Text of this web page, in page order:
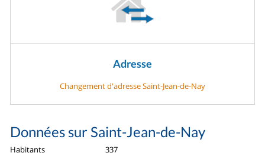
Adresse
Changement d'adresse Saint-Jean-de-Nay
Données sur Saint-Jean-de-Nay
Habitants
337